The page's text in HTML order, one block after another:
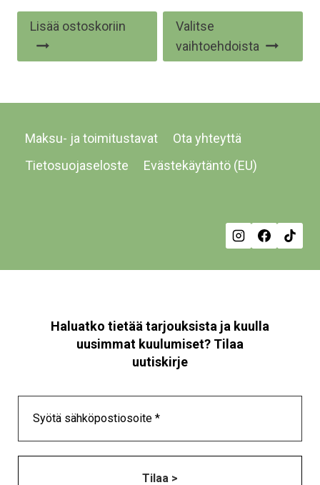
5.00
Lisää ostoskoriin
Valitse
vaihtoehdoista
on
Maksu- ja toimitustavat
Ota yhteyttä
Tietosuojaseloste
Evästekäytäntö (EU)
Haluatko tietää tarjouksista ja kuulla
uusimmat kuulumiset? Tilaa
uutiskirje